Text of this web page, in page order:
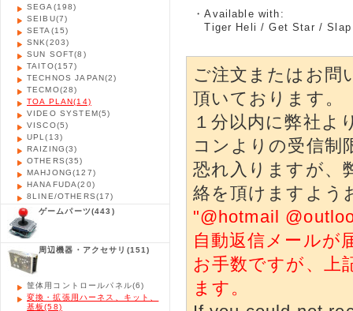
SEGA (198)
SEIBU(7)
SETA (15)
SNK(203)
SUN SOFT(8)
TAITO(157)
TECHNOS JAPAN(2)
TECMO(28)
TOA PLAN(14)
VIDEO SYSTEM(5)
VISCO(5)
UPL(13)
RAIZING(3)
OTHERS(35)
MAHJONG(127)
HANAFUDA(20)
8LINE/OTHERS(17)
ゲームパーツ(443)
周辺機器・アクセサリ (151)
筐体用コントロールパネル(6)
変換・拡張用ハーネス、キット、
基板(58)
・Available with:
Tiger Heli / Get Star / Slap
ご注文またはお問
頂いております。
１分以内に弊社よ
コンよりの受信制
恐れ入りますが、
絡を頂けますよう
"@hotmail
自動返信メールが
お手数ですが、上
ます。